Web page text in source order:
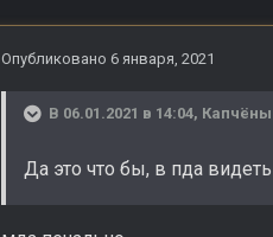
Опубликовано 6 января, 2021
В 06.01.2021 в 14:04,
Да это что бы, в пда